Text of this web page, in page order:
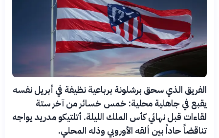
الفريق الذي سحق برشلونة برباعية نظيفة في أبريل نفسه
يقبع في جاهلية محلية: خمس خسائر من آخر ستة
لقاءات قبل نهائي كأس الملك الليلة. أتلتيكو مدريد يواجه
تناقضاً حاداً بين ألقه الأوروبي وذله المحلي.